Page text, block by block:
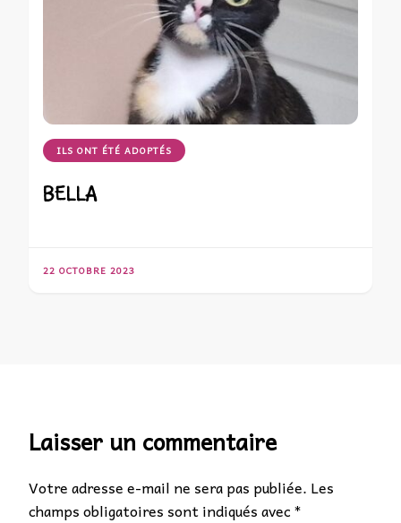
ILS ONT ÉTÉ ADOPTÉS
BELLA
22 OCTOBRE 2023
Laisser un commentaire
Votre adresse e-mail ne sera pas publiée. Les
champs obligatoires sont indiqués avec*